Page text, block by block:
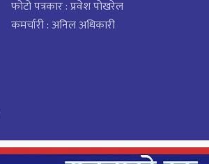
फोटो पत्रकार : प्रवेश पोखरेल
कमर्चारी : अनिल अधिकारी